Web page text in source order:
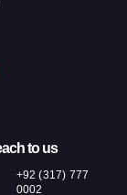
to us
+92 (317) 777
0002